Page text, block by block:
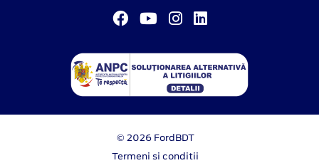
© 2026 FordBDT
Termeni si conditii